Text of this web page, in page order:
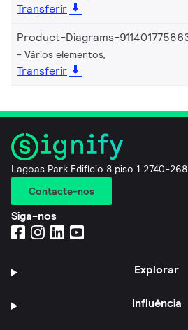
Transferir
Product-Diagrams-
Vários elementos,
Transferir
Lagoas Park Edifício 8 piso 1 2740-
Contacte-nos
Siga-nos
Explorar
Influência